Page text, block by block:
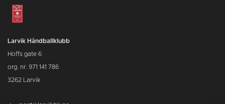
Larvik Håndballklubb
Hoffs gate 6
org. nr. 971 141 786
3262 Larvik